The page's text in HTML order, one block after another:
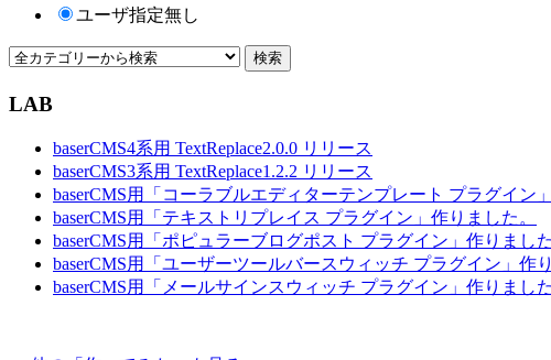
ユーザ指定無し
LAB
baserCMS4系用 TextReplace2.0.0 リリース
baserCMS3系用 TextReplace1.2.2 リリース
baserCMS用「コーラブルエディターテンプレート プラグイン
baserCMS用「テキストリプレイス プラグイン」作りました。
baserCMS用「ポピュラーブログポスト プラグイン」作りました
baserCMS用「ユーザーツールバースウィッチ プラグイン」作
baserCMS用「メールサインスウィッチ プラグイン」作りました